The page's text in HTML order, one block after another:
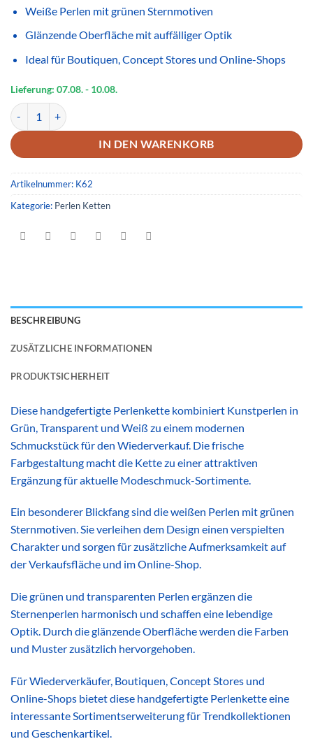
Weiße Perlen mit grünen Sternmotiven
Glänzende Oberfläche mit auffälliger Optik
Ideal für Boutiquen, Concept Stores und Online-Shops
Lieferung: 07.08.- 10.08.
Handgefertigte Perlenkette Grün Transparent mit Sternenperlen für
IN DEN WARENKORB
Artikelnummer: K62
Kategorie: Perlen Ketten
BESCHREIBUNG
ZUSÄTZLICHE INFORMATIONEN
PRODUKTSICHERHEIT
Diese handgefertigte Perlenkette kombiniert Kunstperlen in
Grün, Transparent und Weiß zu einem modernen
Schmuckstück für den Wiederverkauf. Die frische
Farbgestaltung macht die Kette zu einer attraktiven
Ergänzung für aktuelle Modeschmuck-Sortimente.
Ein besonderer Blickfang sind die weißen Perlen mit grünen
Sternmotiven. Sie verleihen dem Design einen verspielten
Charakter und sorgen für zusätzliche Aufmerksamkeit auf
der Verkaufsfläche und im Online-Shop.
Die grünen und transparenten Perlen ergänzen die
Sternenperlen harmonisch und schaffen eine lebendige
Optik. Durch die glänzende Oberfläche werden die Farben
und Muster zusätzlich hervorgehoben.
Für Wiederverkäufer, Boutiquen, Concept Stores und
Online-Shops bietet diese handgefertigte Perlenkette eine
interessante Sortimentserweiterung für Trendkollektionen
und Geschenkartikel.